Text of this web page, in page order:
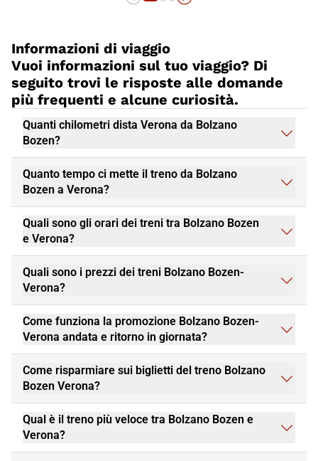
Informazioni di viaggio
Vuoi informazioni sul tuo viaggio? Di
seguito trovi le risposte alle domande
più frequenti e alcune curiosità.
Quanti chilometri dista Verona da Bolzano
Bozen?
Quanto tempo ci mette il treno da Bolzano
Bozen a Verona?
Quali sono gli orari dei treni tra Bolzano Bozen
e Verona?
Quali sono i prezzi dei treni Bolzano Bozen-
Verona?
Come funziona la promozione Bolzano Bozen-
Verona andata e ritorno in giornata?
Come risparmiare sui biglietti del treno Bolzano
Bozen Verona?
Qual è il treno più veloce tra Bolzano Bozen e
Verona?